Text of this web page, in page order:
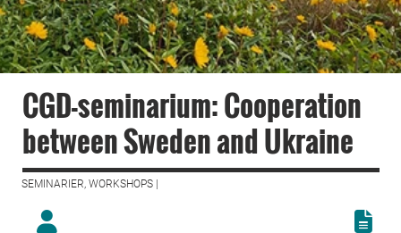
CGD-seminarium: Cooperation
between Sweden and Ukraine
SEMINARIER, WORKSHOPS |